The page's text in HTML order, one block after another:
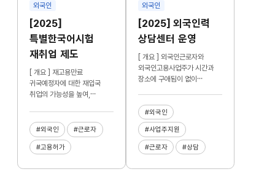
외국인
[2025]
특별한국어시험
재취업 제도
[ 개요 ] 재고용만료
귀국예정자에 대한 재입국
취업의 가능성을 높여,
지원#외국인 #근로자
#고용허가
외국인
[2025] 외국인력
상담센터 운영
[ 개요 ] 외국인근로자와
외국인고용사업주가 시간과
장소에 구애됨이 없이
#외국인
#사업주지원
#근로자 #상담